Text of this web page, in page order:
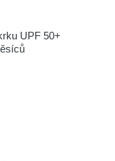
UPF 50+